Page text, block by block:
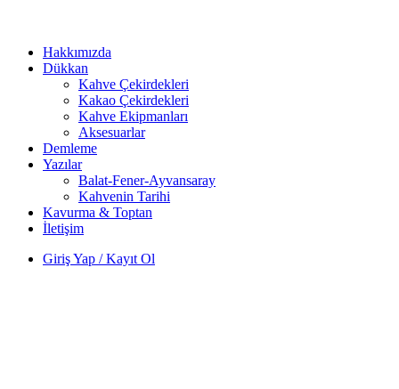
Hakkımızda
Dükkan
Kahve Çekirdekleri
Kakao Çekirdekleri
Kahve Ekipmanları
Aksesuarlar
Demleme
Yazılar
Balat-Fener-Ayvansaray
Kahvenin Tarihi
Kavurma & Toptan
İletişim
Giriş Yap / Kayıt Ol